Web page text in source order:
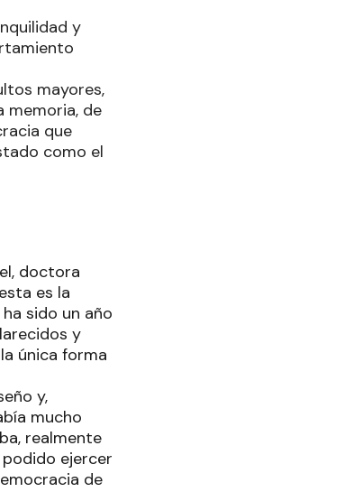
y
mayores,
memoria, de
que
como el
doctora
es la
sido un año
y
única forma
y,
mucho
realmente
ejercer
de